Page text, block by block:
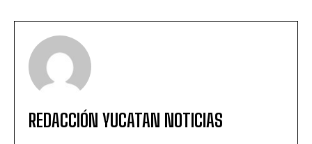
REDACCIÓN YUCATAN NOTICIAS